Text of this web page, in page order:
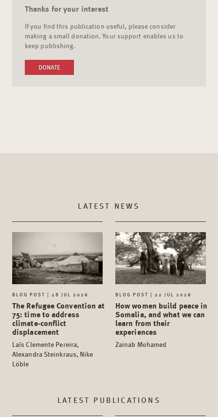
Thanks for your interest
If you find this publication useful, please consider
making a small donation. Your support enables us to
keep publishing.
DONATE
LATEST NEWS
BLOG POST | 28 JUL 2026
The Refugee Convention at
75: time to address
climate-conflict
displacement
Laís Clemente Pereira,
Alexandra Steinkraus, Nike
Löble
BLOG POST | 22 JUL 2026
How women build peace in
Somalia, and what we can
learn from their
experiences
Zainab Mohamed
LATEST PUBLICATIONS